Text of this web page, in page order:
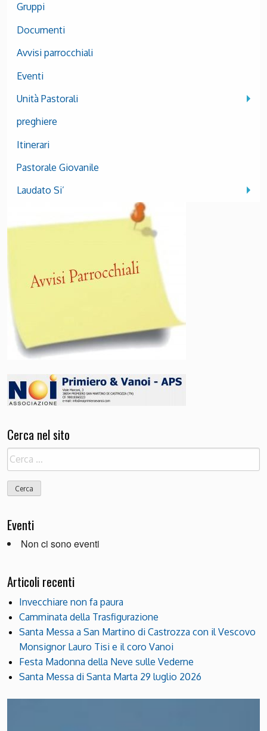
Gruppi
Documenti
Avvisi parrocchiali
Eventi
Unità Pastorali
preghiere
Itinerari
Pastorale Giovanile
Laudato Si’
Cerca nel sito
Ricerca
per:
Eventi
Non ci sono eventi
Articoli recenti
Invecchiare non fa paura
Camminata della Trasfigurazione
Santa Messa a San Martino di Castrozza con il Vescovo
Monsignor Lauro Tisi e il coro Vanoi
Festa Madonna della Neve sulle Vederne
Santa Messa di Santa Marta 29 luglio 2026